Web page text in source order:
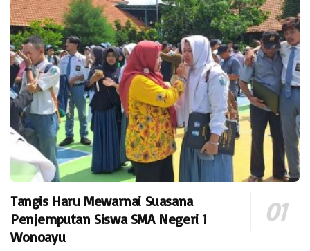
Tangis Haru Mewarnai Suasana
Penjemputan Siswa SMA Negeri 1
Wonoayu